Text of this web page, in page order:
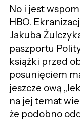
No i jest
HBO.
Jakuba
paszportu
książki przed
posunięciem
jeszcze ową
na jej temat
że podobno